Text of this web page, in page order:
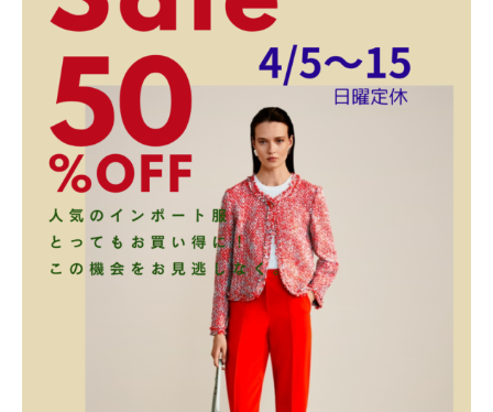
パーソナルカラー
ORDER ITEM
オーダーアイテム
SHOP INFO
店舗情報
© 2021-2026 OHTA. All Rights Reserved.